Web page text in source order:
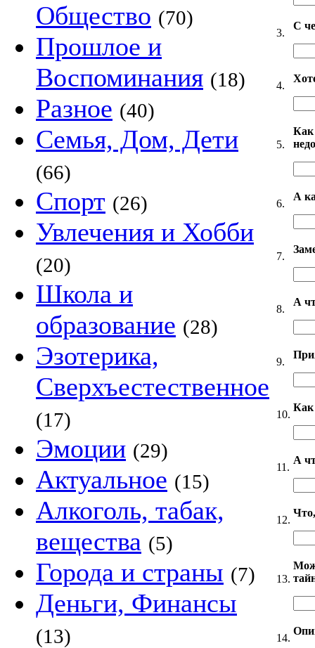
Общество (70)
Прошлое и
Воспоминания (18)
Разное (40)
Семья, Дом, Дети
(66)
Спорт (26)
Увлечения и Хобби
(20)
Школа и
образование (28)
Эзотерика,
Сверхъестественное
(17)
Эмоции (29)
Актуальное (15)
Алкоголь, табак,
вещества (5)
Города и страны (7)
Деньги, Финансы
(13)
3.
С
4.
5.
Как
6.
А
7.
8.
А
9.
10.
Как
11.
А
12.
13.
14.